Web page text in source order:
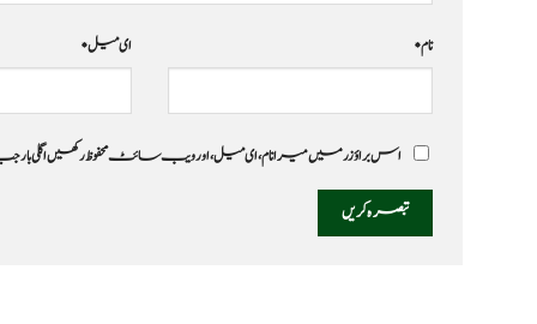
نام* ای میل*
اس براؤزر میں میرا نام، ای میل، اور ویب سائٹ محفوظ رکھیں اگلی